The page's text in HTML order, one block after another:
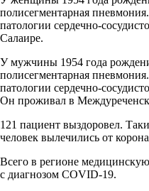
полисегментарная
патологии сердечно-
Салаире.
У мужчины 1954 года
полисегментарная
патологии сердечно-
Он проживал в
121 пациент выздоровел.
человек вылечились от
Всего в регионе
с диагнозом COVID-19.